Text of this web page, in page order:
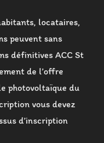
locataires,
peuvent sans
définitives ACC St
de l’offre
photovoltaïque du
vous devez
d’inscription